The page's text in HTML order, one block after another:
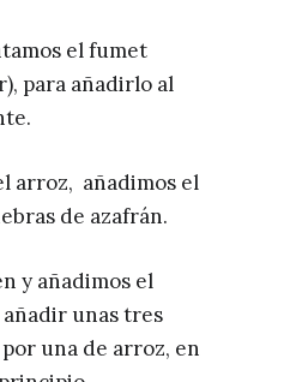
el fumet
para añadirlo al
arroz, añadimos el
de azafrán.
y añadimos el
unas tres
una de arroz, en